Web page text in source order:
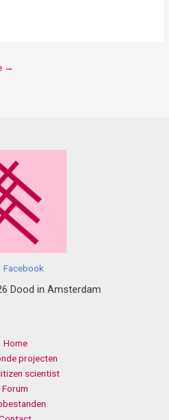
→
Facebook
Dood in Amsterdam
Home
projecten
scientist
Forum